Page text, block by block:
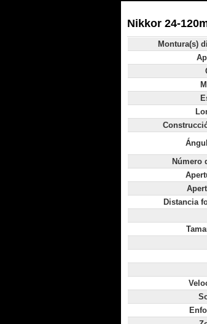
Nikkor 24-
Montura(s)
Número
Distancia